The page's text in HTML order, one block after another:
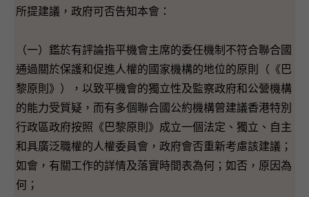
所提建議，政府可否告知本會：
（一）鑑於有評論指平機會主席的委任機制不符合聯合國
通過關於保護和促進人權的國家機構的地位的原則（《巴
黎原則》），以致平機會的獨立性及監察政府和公營機構
的能力受質疑，而有多個聯合國公約機構曾建議香港特別
行政區政府按照《巴黎原則》成立一個法定、獨立、自主
和具廣泛職權的人權委員會，政府會否重新考慮該建議；
如會，有關工作的詳情及落實時間表為何；如否，原因為
何；